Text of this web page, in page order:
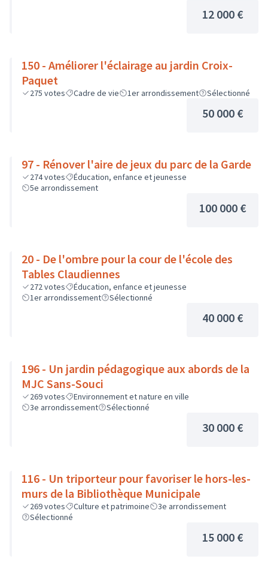
12 000 €
150 - Améliorer l'éclairage au jardin Croix-
Paquet
275 votes Cadre de vie 1er arrondissement Sélectionné
50 000 €
97 - Rénover l'aire de jeux du parc de la Garde
274votes
Éducation, enfance et jeunesse
5e arrondissement
100 000 €
20 - De l'ombre pour la cour de l'école des
Tables Claudiennes
272votes
Éducation, enfance et jeunesse
1er arrondissement
Sélectionné
40 000 €
196 - Un jardin pédagogique aux abords de la
MJC Sans-Souci
269votes
Environnement et nature en ville
3e arrondissement
Sélectionné
30 000 €
116 - Un triporteur pour favoriser le hors-les-
murs de la Bibliothèque Municipale
269votes Culture et patrimoine
3e arrondissement
Sélectionné
15 000 €